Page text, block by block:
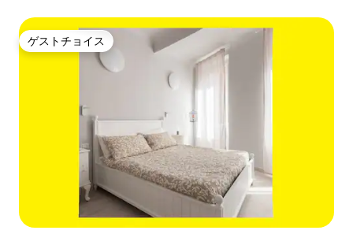
ゲストチョイス
ゲストチョイス